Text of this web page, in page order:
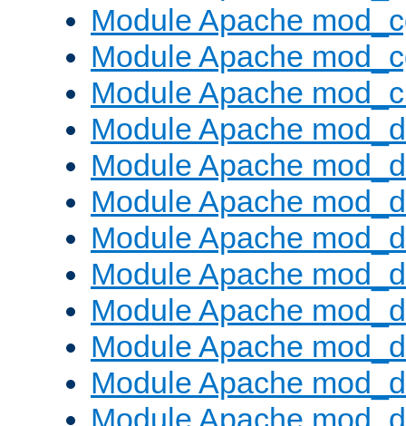
Module Apache
Module Apache
Module Apache
Module Apache
Module Apache
Module Apache
Module Apache
Module Apache
Module Apache
Module Apache
Module Apache
Module Apache